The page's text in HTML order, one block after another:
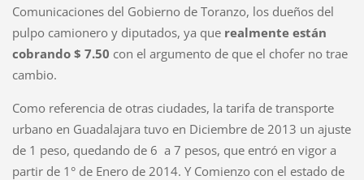
Comunicaciones del Gobierno de Toranzo, los dueños del
pulpo camionero y diputados, ya que realmente están
cobrando $ 7.50 con el argumento de que el chofer no trae
cambio.
Como referencia de otras ciudades, la tarifa de transporte
urbano en Guadalajara tuvo en Diciembre de 2013 un ajuste
de 1 peso, quedando de 6 a 7 pesos, que entró en vigor a
partir de 1° de Enero de 2014. Y Comienzo con el estado de